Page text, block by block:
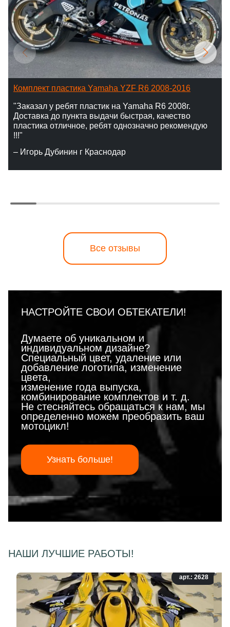
Комплект пластика Yamaha YZF R6 2008-2016
"Заказал у ребят пластик на Yamaha R6 2008г.
Доставка до пункта выдачи быстрая, качество
пластика отличное, ребят однозначно рекомендую
!!!"
– Игорь Дубинин г Краснодар
Все отзывы
НАСТРОЙТЕ СВОИ ОБТЕКАТЕЛИ!
Думаете об уникальном и
индивидуальном дизайне?
Специальный цвет, удаление или
добавление логотипа, изменение
цвета,
изменение года выпуска,
комбинирование комплектов и т. д.
Не стесняйтесь обращаться к нам, мы
определенно можем преобразить ваш
мотоцикл!
Узнать больше!
НАШИ ЛУЧШИЕ РАБОТЫ!
арт.: 2628